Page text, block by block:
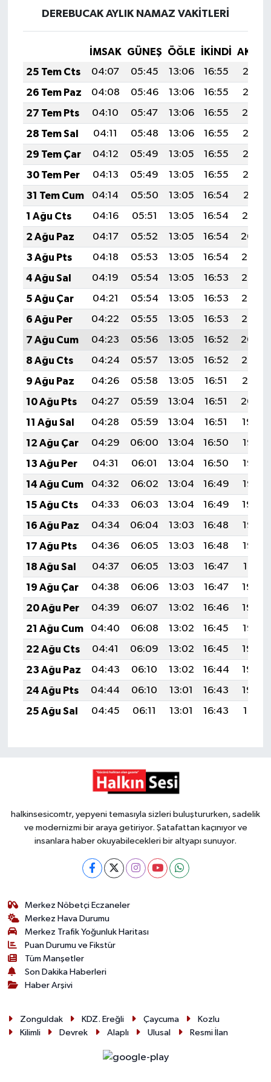
DEREBUCAK AYLIK NAMAZ VAKITLERI
İMSAK GÜNEŞ ÖĞLE İKINDI
25 Tem Cts
04:07 05:45 13:06 16:55
20:16
26 Tem Paz
04:08 05:46 13:06 16:55
20:15
27 Tem Pts
04:10 05:47 13:06 16:55
20:14
28 Tem Sal
04:11 05:48 13:06 16:55
20:13
29 Tem Çar
04:12 05:49 13:05 16:55
20:12
30 Tem Per
04:13 05:49 13:05 16:55
20:12
31 Tem Cum
04:14 05:50 13:05 16:54
20:11
1 Ağu Cts
04:16 05:51 13:05 16:54
20:10
2 Ağu Paz
04:17 05:52 13:05 16:54
20:09
3 Ağu Pts
04:18 05:53 13:05 16:54
20:08
4 Ağu Sal
04:19 05:54 13:05 16:53
20:07
5 Ağu Çar
04:21 05:54 13:05 16:53
20:06
6 Ağu Per
04:22 05:55 13:05 16:53
20:05
7 Ağu Cum
04:23 05:56 13:05 16:52
20:04
8 Ağu Cts
04:24 05:57 13:05 16:52
20:02
9 Ağu Paz
04:26 05:58 13:05 16:51
20:01
10 Ağu Pts
04:27 05:59 13:04 16:51
20:00
11 Ağu Sal
04:28 05:59 13:04 16:51
19:59
12 Ağu Çar
04:29 06:00 13:04 16:50
19:58
13 Ağu Per
04:31 06:01 13:04 16:50
19:57
14 Ağu Cum
04:32 06:02 13:04 16:49
19:56
15 Ağu Cts
04:33 06:03 13:04 16:49
19:54
16 Ağu Paz
04:34 06:04 13:03 16:48
19:53
17 Ağu Pts
04:36 06:05 13:03 16:48
19:52
18 Ağu Sal
04:37 06:05 13:03 16:47
19:51
19 Ağu Çar
04:38 06:06 13:03 16:47
19:49
20 Ağu Per
04:39 06:07 13:02 16:46
19:48
21 Ağu Cum
04:40 06:08 13:02 16:45
19:47
22 Ağu Cts
04:41 06:09 13:02 16:45
19:45
23 Ağu Paz
04:43 06:10 13:02 16:44
19:44
24 Ağu Pts
04:44 06:10 13:01 16:43
19:43
25 Ağu Sal
04:45 06:11 13:01 16:43 19:41
halkinsesicomtr, yepyeni temasıyla sizleri buluştururken, sadelik
ve modernizmi bir araya getiriyor. Şatafattan kaçınıyor ve
insanlara haber okuyabilecekleri bir altyapı sunuyor.
Merkez Nöbetçi Eczaneler
Merkez Hava Durumu
Merkez Trafik Yoğunluk Haritası
Puan Durumu ve Fikstür
Tüm Manşetler
Son Dakika Haberleri
Haber Arşivi
Zonguldak KDZ. Ereğli Çaycuma
Kozlu
Kilimli
Devrek Alaplı Ulusal Resmi İlan
Sağlık
Spor
Ulusal
Yaşam